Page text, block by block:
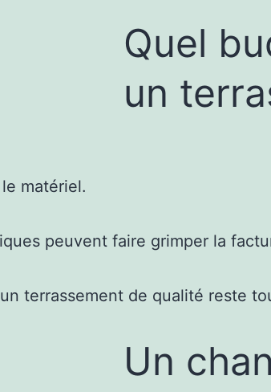
Quel
un
matériel.
peuvent faire grimper la
terrassement de qualité reste
Un